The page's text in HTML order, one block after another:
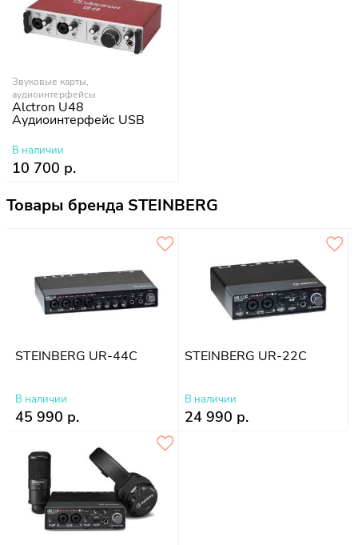
Звуковые карты,
аудиоинтерфейсы
Alctron U48
Аудиоинтерфейс USB
В наличии
10 700 р.
Товары бренда STEINBERG
STEINBERG UR-44C
В наличии
45 990 р.
STEINBERG UR-22C
В наличии
24 990 р.